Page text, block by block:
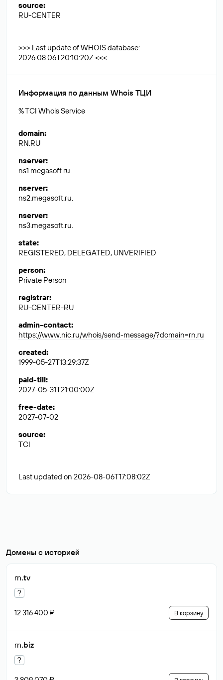
source:
RU-CENTER
>>> Last update of WHOIS database:
2026.08.06T20:10:20Z <<<
Информация по данным Whois ТЦИ
% TCI Whois Service
domain:
RN.RU
nserver:
ns1.megasoft.ru.
nserver:
ns2.megasoft.ru.
nserver:
ns3.megasoft.ru.
state:
REGISTERED, DELEGATED, UNVERIFIED
person:
Private Person
registrar:
RU-CENTER-RU
admin-contact:
https://www.nic.ru/whois/send-message/?domain=rn.ru
created:
1999-05-27T13:29:37Z
paid-till:
2027-05-31T21:00:00Z
free-date:
2027-07-02
source:
TCI
Last updated on 2026-08-06T17:08:02Z
Домены с историей
rn.tv
?
12 316 400 ₽ В корзину
rn.biz
?